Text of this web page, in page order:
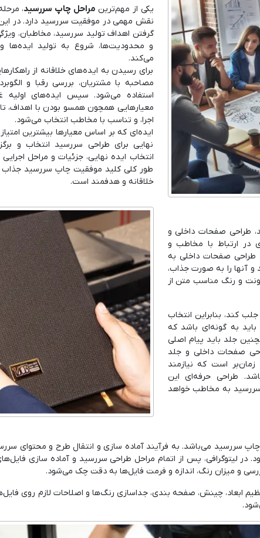
یکی از مهم‌ترین مراحل چاپ سررسید،
نقش مهمی در موفقیت سررسید دارد. در این
گرفتن اهداف تولید سررسید، مخاطبان،
و محدودیت‌ها، شروع به تولید ایده‌ها
می‌کند.
برای رسیدن به ایده‌های خلاقانه از
مصاحبه با مشتریان، بررسی رقبا و
استفاده می‌شود. سپس ایده‌های اولیه
معیارهایی همچون همسو بودن با اهداف،
اجرا، و تناسب با مخاطب انتخاب می‌شود.
ایده‌ای که بر اساس معیارها بیشترین امتیاز
نهایی برای طراحی سررسید انتخاب و
انتخاب ایده نهایی، جزئیات و مراحل
طور کلی کلید موفقیت چاپ سررسید جذاب و
خلاقانه و هدفمند است.
طراحی صفحات داخلی و
ارتباط با مخاطب و
طراحی صفحات داخلی به
آنها را به صورت جذاب،
و رنگ مناسب متن از
کند، بنابراین انتخاب
به گونه‌ای باشد که
جلد باید پیام اصلی
صفحات داخلی و جلد
است که نیازمند
طراحی حرفه‌ای این
به مخاطب خواهد
چاپ سررسید می‌باشد. به فرآیند آماده سازی و انتقال طرح و محتوای
در لیتوگرافی، پس از اتمام مراحل طراحی سررسید و آماده سازی
و میزان رنگ، اندازه و فرمت فایل‌ها به دقت چک می‌شود.
ابعاد، چینش، صفحه بندی، جداسازی رنگ‌ها و اصلاحات لازم روی